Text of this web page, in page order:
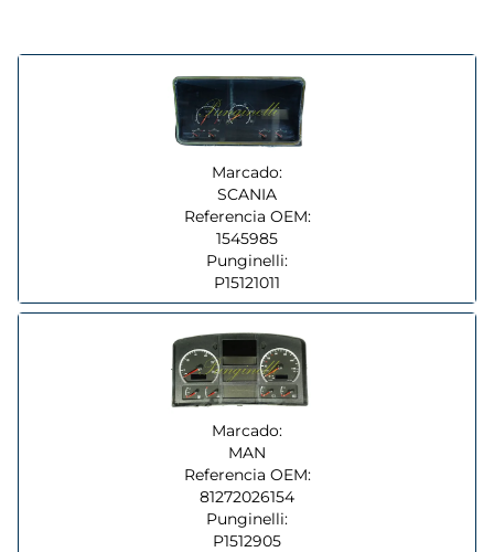
Marcado:
SCANIA
Referencia OEM:
1545985
Punginelli:
P15121011
Marcado:
MAN
Referencia OEM:
81272026154
Punginelli:
P1512905